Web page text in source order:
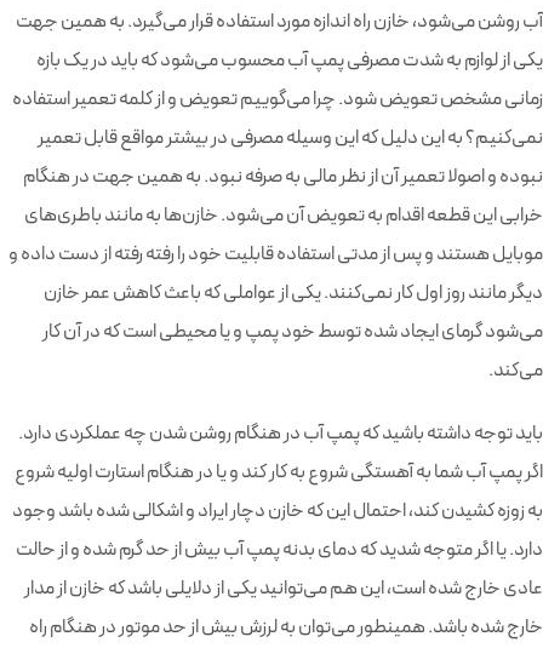
آب روشن می‌شود، خازن راه اندازه مورد استفاده قرار می‌گیرد. به همین جهت
یکی از لوازم به شدت مصرفی پمپ آب محسوب می‌شود که باید در یک بازه
زمانی مشخص تعویض شود. چرا می‌گوییم تعویض و از کلمه تعمیر استفاده
نمی‌کنیم؟ به این دلیل که این وسیله مصرفی در بیشتر مواقع قابل تعمیر
نبوده و اصولا تعمیر آن از نظر مالی به صرفه نبود. به همین جهت در هنگام
خرابی این قطعه اقدام به تعویض آن می‌شود. خازن‌ها به مانند باطری‌های
موبایل هستند و پس از مدتی استفاده قابلیت خود را رفته رفته از دست داده و
دیگر مانند روز اول کار نمی‌کنند. یکی از عواملی که باعث کاهش عمر خازن
می‌شود گرمای ایجاد شده توسط خود پمپ و یا محیطی است که در آن کار
می‌کند.
باید توجه داشته باشید که پمپ آب در هنگام روشن شدن چه عملکردی دارد.
اگر پمپ آب شما به آهستگی شروع به کار کند و یا در هنگام استارت اولیه شروع
به زوزه کشیدن کند، احتمال این که خازن دچار ایراد و اشکالی شده باشد وجود
دارد. یا اگر متوجه شدید که دمای بدنه پمپ آب بیش از حد گرم شده و از حالت
عادی خارج شده است، این هم می‌توانید یکی از دلایلی باشد که خازن از مدار
خارج شده باشد. همینطور می‌توان به لرزش بیش از حد موتور در هنگام راه